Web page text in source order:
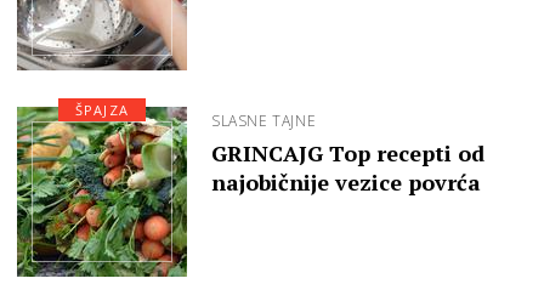
SLASNE TAJNE
GRINCAJG Top recepti od
najobičnije vezice povrća
ŠPAJZA